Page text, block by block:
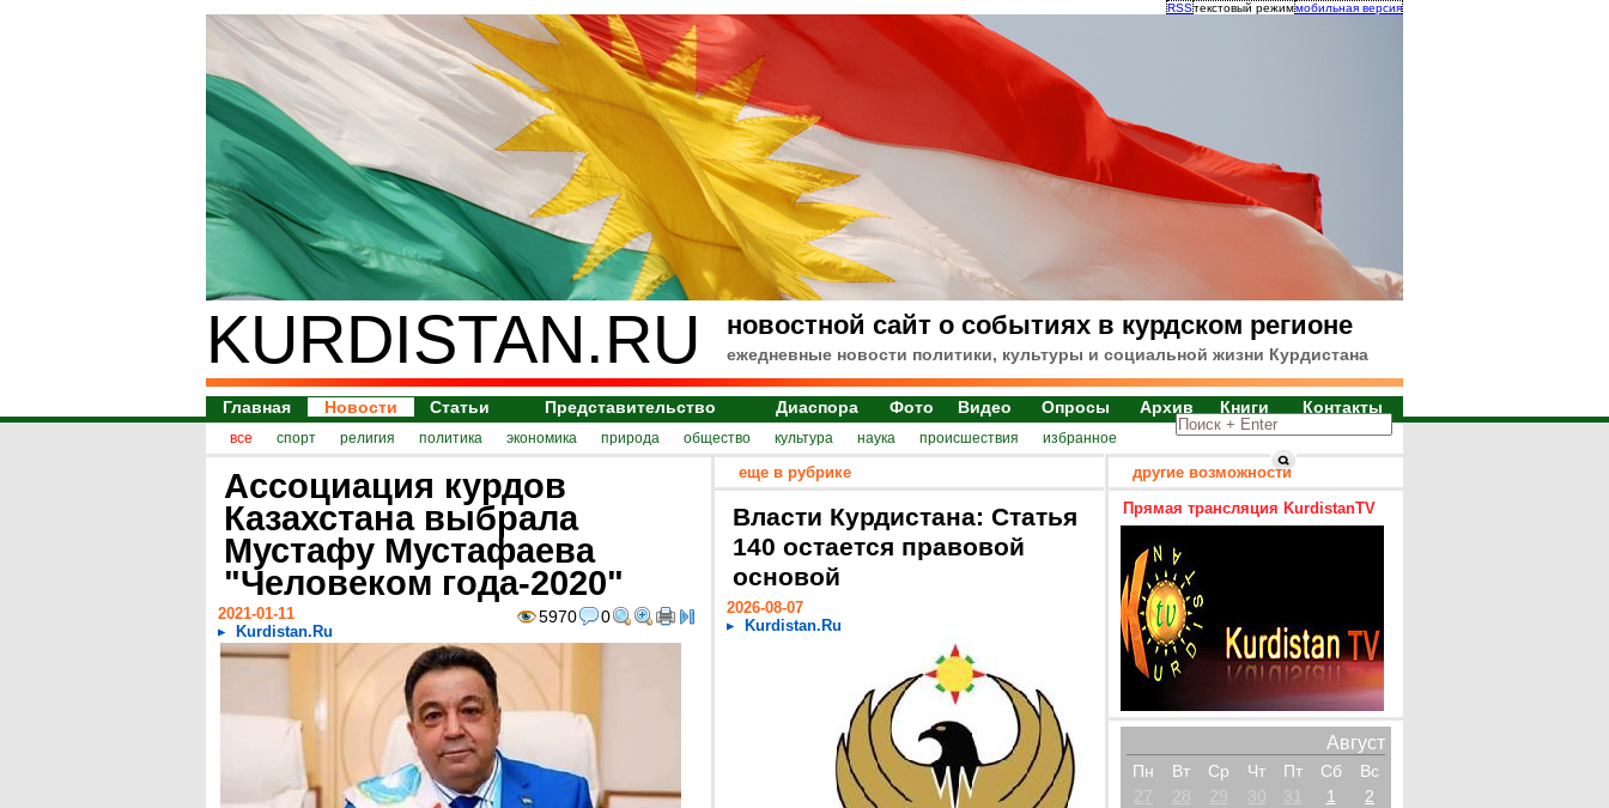
RSSтекстовый режиммобильная версия
KURDISTAN.RU новостной сайт о событиях в курдском регионе
ежедневные новости политики, культуры и социальной жизни Курдистана
Главная Новости Статьи Представительство Диаспора Фото Видео Опросы Архив Книги Контакты
все спорт религия политика экономика природа общество культура наука происшествия избранное
Ассоциация курдов
Казахстана выбрала
Мустафу Мустафаева
"Человеком года-2020"
5970 0
2021-01-11
Kurdistan.Ru
еще в рубрике
Власти Курдистана: Статья
140 остается правовой
основой
2026-08-07
Kurdistan.Ru
другие возможности
Прямая трансляция KurdistanTV
Август
Пн Вт Ср Чт Пт Сб
Вс
27
28 29 30 31 1
2